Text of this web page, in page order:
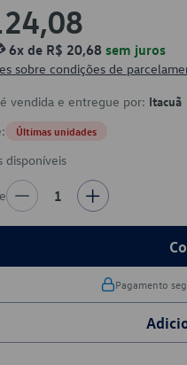
6x de R$ 20,68 sem juros
sobre condições de
é vendida e entregue por: Itacuã
Últimas unidades
disponíveis
1
Pagamento